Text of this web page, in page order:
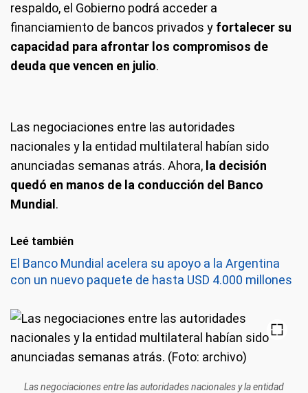
respaldo, el Gobierno podrá acceder a
financiamiento de bancos privados y fortalecer su
capacidad para afrontar los compromisos de
deuda que vencen en julio.
Las negociaciones entre las autoridades
nacionales y la entidad multilateral habían sido
anunciadas semanas atrás. Ahora, la decisión
quedó en manos de la conducción del Banco
Mundial .
Leé también
El Banco Mundial acelera su apoyo a la Argentina
con un nuevo paquete de hasta USD 4.000 millones
Las negociaciones entre las autoridades nacionales y la entidad